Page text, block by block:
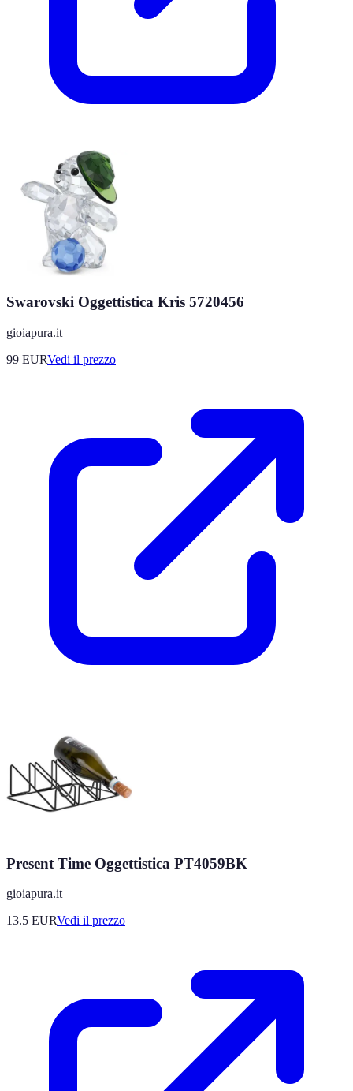
Swarovski Oggettistica Kris 5720456
gioiapura.it
99 EURVedi il prezzo
Present Time Oggettistica PT4059BK
gioiapura.it
13.5 EURVedi il prezzo